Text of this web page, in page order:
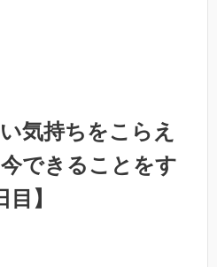
気持ちをこらえ
できることをす
】